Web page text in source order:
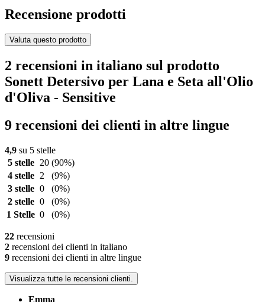
Recensione prodotti
Valuta questo prodotto
2 recensioni in italiano sul prodotto
Sonett Detersivo per Lana e Seta all'Olio
d'Oliva - Sensitive
9 recensioni dei clienti in altre lingue
4,9 su 5 stelle
5 stelle
20 (90%)
4 stelle
2
(9%)
3 stelle 0
(0%)
2 stelle 0
(0%)
1 Stelle 0 (0%)
22 recensioni
2 recensioni dei clienti in italiano
9 recensioni dei clienti in altre lingue
Visualizza tutte le recensioni clienti.
Emma